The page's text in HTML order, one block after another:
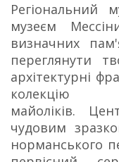
Регіональний
музеєм
визначних
переглянути
архітектурні
майоліків.
чудовим
норманського